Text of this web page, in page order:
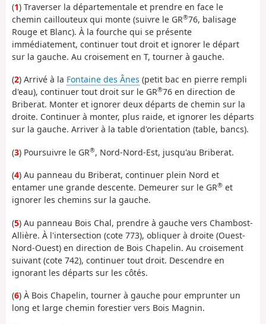
(1) Traverser la départementale et prendre en face le
chemin caillouteux qui monte (suivre le GR®76, balisage
Rouge et Blanc). À la fourche qui se présente
immédiatement, continuer tout droit et ignorer le départ
sur la gauche. Au croisement en T, tourner à gauche.
(2) Arrivé à la Fontaine des Ânes (petit bac en pierre rempli
d'eau), continuer tout droit sur le GR®76 en direction de
Briberat. Monter et ignorer deux départs de chemin sur la
droite. Continuer à monter, plus raide, et ignorer les départs
sur la gauche. Arriver à la table d'orientation (table, bancs).
(3) Poursuivre le GR®, Nord-Nord-Est, jusqu'au Briberat.
(4) Au panneau du Briberat, continuer plein Nord et
entamer une grande descente. Demeurer sur le GR® et
ignorer les chemins sur la gauche.
(5) Au panneau Bois Chal, prendre à gauche vers Chambost-
Allière. À l'intersection (cote 773), obliquer à droite (Ouest-
Nord-Ouest) en direction de Bois Chapelin. Au croisement
suivant (cote 742), continuer tout droit. Descendre en
ignorant les départs sur les côtés.
(6) À Bois Chapelin, tourner à gauche pour emprunter un
long et large chemin forestier vers Bois Magnin.